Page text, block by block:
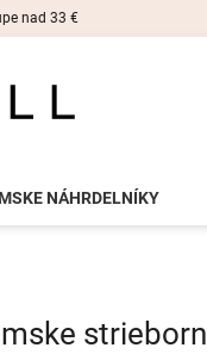
nad 33 €
NÁHRDELNÍKY